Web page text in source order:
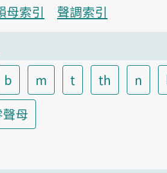
母索引
聲調索引
b m t th n
母